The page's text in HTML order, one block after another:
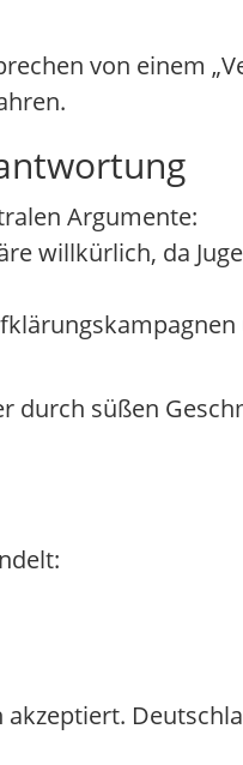
von einem
Argumente:
willkürlich, da
durch süßen